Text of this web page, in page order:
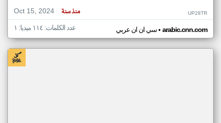
Oct 15, 2024
منذ سنة UP28TR
سي ان ان عربي• arabic.cnn.com عدد الكلمات: ١١٤ ميديا: ١